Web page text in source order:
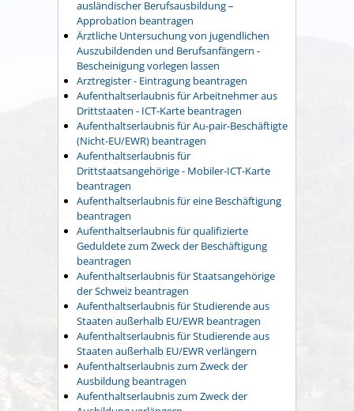
ausländischer Berufsausbildung –
Approbation beantragen
Ärztliche Untersuchung von jugendlichen
Auszubildenden und Berufsanfängern -
Bescheinigung vorlegen lassen
Arztregister - Eintragung beantragen
Aufenthaltserlaubnis für Arbeitnehmer aus
Drittstaaten - ICT-Karte beantragen
Aufenthaltserlaubnis für Au-pair-Beschäftigte
(Nicht-EU/EWR) beantragen
Aufenthaltserlaubnis für
Drittstaatsangehörige - Mobiler-ICT-Karte
beantragen
Aufenthaltserlaubnis für eine Beschäftigung
beantragen
Aufenthaltserlaubnis für qualifizierte
Geduldete zum Zweck der Beschäftigung
beantragen
Aufenthaltserlaubnis für Staatsangehörige
der Schweiz beantragen
Aufenthaltserlaubnis für Studierende aus
Staaten außerhalb EU/EWR beantragen
Aufenthaltserlaubnis für Studierende aus
Staaten außerhalb EU/EWR verlängern
Aufenthaltserlaubnis zum Zweck der
Ausbildung beantragen
Aufenthaltserlaubnis zum Zweck der